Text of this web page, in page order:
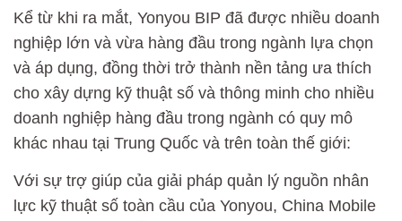
Kể từ khi ra mắt, Yonyou BIP đã được nhiều doanh
nghiệp lớn và vừa hàng đầu trong ngành lựa chọn
và áp dụng, đồng thời trở thành nền tảng ưa thích
cho xây dựng kỹ thuật số và thông minh cho nhiều
doanh nghiệp hàng đầu trong ngành có quy mô
khác nhau tại Trung Quốc và trên toàn thế giới:
Với sự trợ giúp của giải pháp quản lý nguồn nhân
lực kỹ thuật số toàn cầu của Yonyou, China Mobile